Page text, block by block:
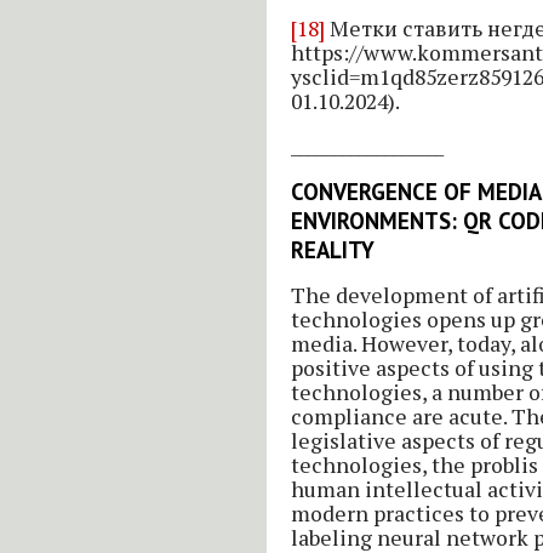
[18] Метки ставить
https://
01.10.2024).
CONVERGENCE OF
ENVIRONMENTS: QR
REALITY
The development of
technologies opens up
media. However, today,
positive aspects of
technologies, a number
compliance are acute.
legislative aspects of
technologies, the
human intellectual
modern practices to
labeling neural network